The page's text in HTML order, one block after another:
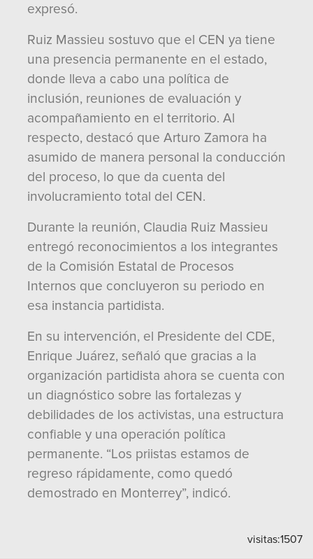
expresó.
Ruiz Massieu sostuvo que el CEN ya tiene
una presencia permanente en el estado,
donde lleva a cabo una política de
inclusión, reuniones de evaluación y
acompañamiento en el territorio. Al
respecto, destacó que Arturo Zamora ha
asumido de manera personal la conducción
del proceso, lo que da cuenta del
involucramiento total del CEN.
Durante la reunión, Claudia Ruiz Massieu
entregó reconocimientos a los integrantes
de la Comisión Estatal de Procesos
Internos que concluyeron su periodo en
esa instancia partidista.
En su intervención, el Presidente del CDE,
Enrique Juárez, señaló que gracias a la
organización partidista ahora se cuenta con
un diagnóstico sobre las fortalezas y
debilidades de los activistas, una estructura
confiable y una operación política
permanente. “Los priistas estamos de
regreso rápidamente, como quedó
demostrado en Monterrey”, indicó.
visitas:1507